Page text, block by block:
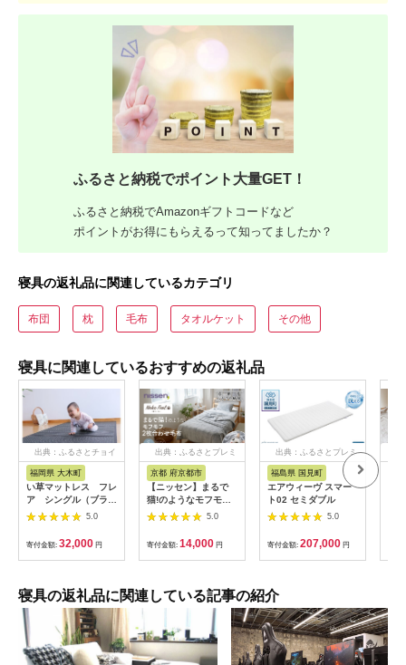
ふるさと納税でポイント大量GET！
ふるさと納税でAmazonギフトコードなど
ポイントがお得にもらえるって知ってましたか？
寝具の返礼品に関連しているカテゴリ
布団 枕 毛布 タオルケット その他
寝具に関連しているおすすめの返礼品
出典：ふるさとチョイ
福岡県 大木町
い草マットレス フレ
ア シングル（ブラッ
ク） AA323
5.0
寄付金額: 32,000 円
出典：ふるさとプレミ
京都 府京都市
【ニッセン】まるで
猫!のようなモフモフ2
枚合わせ毛布(猫Feel)
シングル ロシアンブ
ルー(グレー系)［ 京都
nissen 寝具 吸湿 発
熱 人気 おすすめ 洗え
お取り寄せ 通販 送料
無料 ふるさと納税 ］
YM004VC01
5.0
寄付金額: 14,000 円
出典：ふるさとプレミ
アム
福島県 国見町
エアウィーヴ スマー
ト02 セミダブル
5.0
寄付金額: 207,000 円
寝具の返礼品に関連している記事の紹介